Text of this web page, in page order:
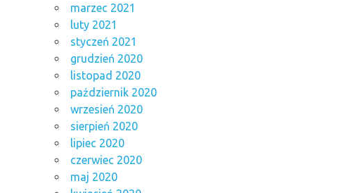
marzec 2021
luty 2021
styczeń 2021
grudzień 2020
listopad 2020
październik 2020
wrzesień 2020
sierpień 2020
lipiec 2020
czerwiec 2020
maj 2020